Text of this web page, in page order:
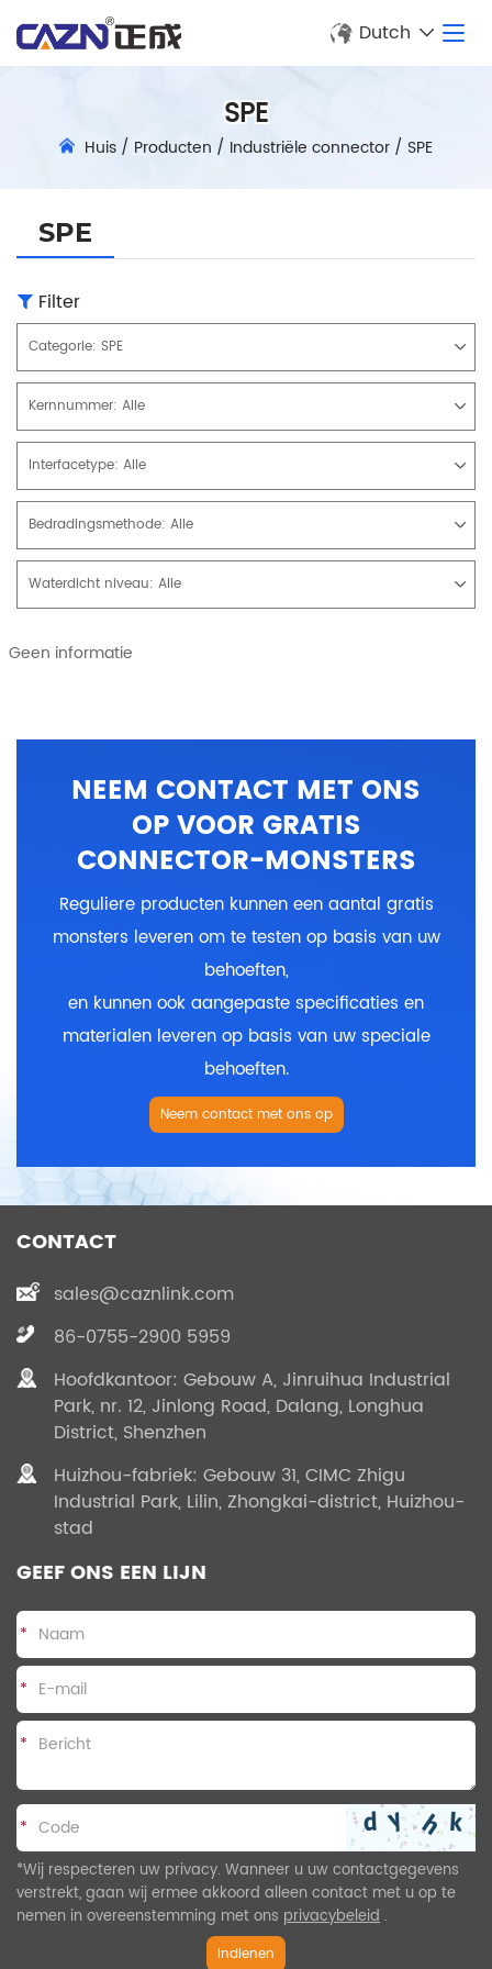
Dutch
SPE
Huis / Producten / Industriële connector / SPE
SPE
Filter
Categorie: SPE
Kernnummer: Alle
Interfacetype: Alle
Bedradingsmethode: Alle
Waterdicht niveau: Alle
Geen informatie
NEEM CONTACT MET ONS
OP VOOR GRATIS
CONNECTOR-MONSTERS
Reguliere producten kunnen een aantal gratis
monsters leveren om te testen op basis van uw
behoeften,
en kunnen ook aangepaste specificaties en
materialen leveren op basis van uw speciale
behoeften.
Neem contact met ons op
CONTACT
sales@caznlink.com
86-0755-2900 5959
Hoofdkantoor: Gebouw A, Jinruihua Industrial
Park, nr. 12, Jinlong Road, Dalang, Longhua
District, Shenzhen
Huizhou-fabriek: Gebouw 31, CIMC Zhigu
Industrial Park, Lilin, Zhongkai-district, Huizhou-
stad
GEEF ONS EEN LIJN
*
*
*
*
*Wij respecteren uw privacy. Wanneer u uw contactgegevens
verstrekt, gaan wij ermee akkoord alleen contact met u op te
nemen in overeenstemming met ons privacybeleid .
Indienen